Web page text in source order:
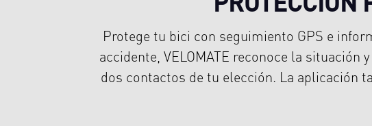
Protege tu bici con seguimiento GPS e
accidente, VELOMATE reconoce la
dos contactos de tu elección. La aplicación